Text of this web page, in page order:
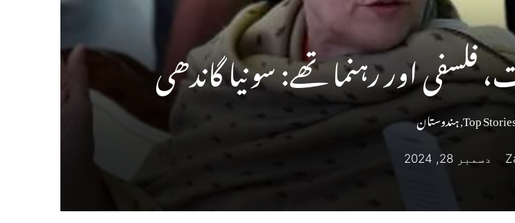
اور رہنما تھے: سونیا گاندھی
Top
,ہندوستان
دسمبر 28, 2024